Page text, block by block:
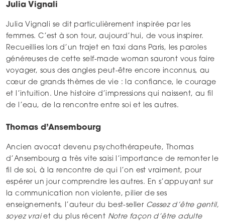
Julia Vignali
Julia Vignali se dit particulièrement inspirée par les
femmes. C’est à son tour, aujourd’hui, de vous inspirer.
Recueillies lors d’un trajet en taxi dans Paris, les paroles
généreuses de cette self-made woman sauront vous faire
voyager, sous des angles peut-être encore inconnus, au
cœur de grands thèmes de vie : la confiance, le courage
et l’intuition. Une histoire d’impressions qui naissent, au fil
de l’eau, de la rencontre entre soi et les autres.
Thomas d’Ansembourg
Ancien avocat devenu psychothérapeute, Thomas
d’Ansembourg a très vite saisi l’importance de remonter le
fil de soi, à la rencontre de qui l’on est vraiment, pour
espérer un jour comprendre les autres. En s’appuyant sur
la communication non violente, pilier de ses
enseignements, l’auteur du best-seller Cessez d’être gentil,
soyez vraiet du plus récent Notre façon d’être adulte